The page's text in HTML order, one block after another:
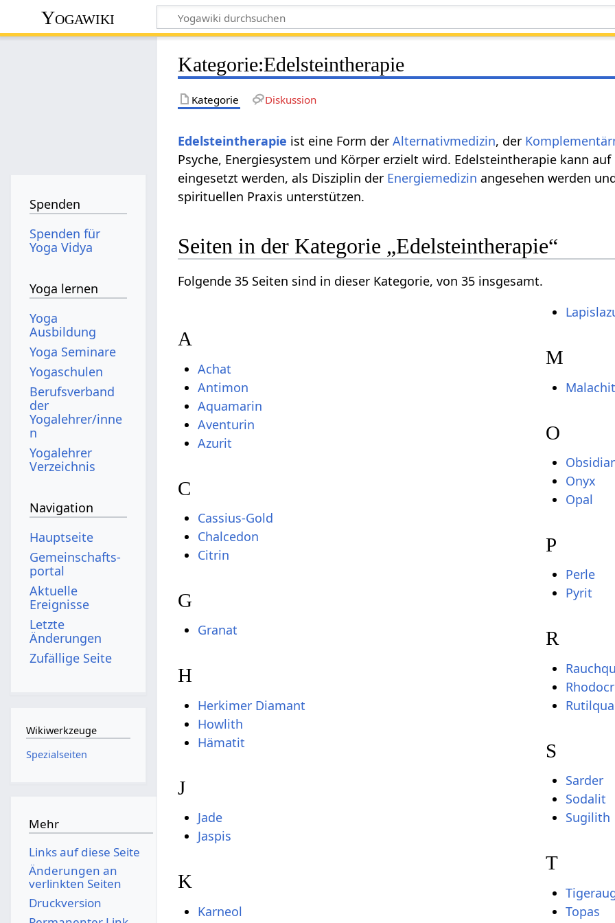
Yogawiki
Kategorie:Edelsteintherapie
Kategorie Diskussion
Edelsteintherapie ist eine Form derAlternativmedizin, der
Psyche, Energiesystem und Körper erzielt wird. Edelsteintherapie kann
eingesetzt werden, als Disziplin der Energiemedizin angesehen werden
spirituellen Praxis unterstützen.
Seiten in der Kategorie „Edelsteintherapie“
Folgende 35 Seiten sind in dieser Kategorie, von 35 insgesamt.
A
Achat
Antimon
Aquamarin
Aventurin
Azurit
C
Cassius-Gold
Chalcedon
Citrin
G
Granat
H
Herkimer Diamant
Howlith
Hämatit
J
Jade
Jaspis
K
Karneol
M
Malachit
O
Onyx
Opal
P
Perle
Pyrit
R
S
Sarder
Sodalit
Sugilith
T
Topas
Spenden
Spenden für
Yoga Vidya
Yoga lernen
Yoga
Ausbildung
Yoga Seminare
Yogaschulen
Berufsverband
der
Yogalehrer/inne
n
Yogalehrer
Verzeichnis
Navigation
Hauptseite
Gemeinschafts­
portal
Aktuelle
Ereignisse
Letzte
Änderungen
Zufällige Seite
Wikiwerkzeuge
Spezialseiten
Mehr
Links auf diese Seite
Änderungen an
verlinkten Seiten
Druckversion